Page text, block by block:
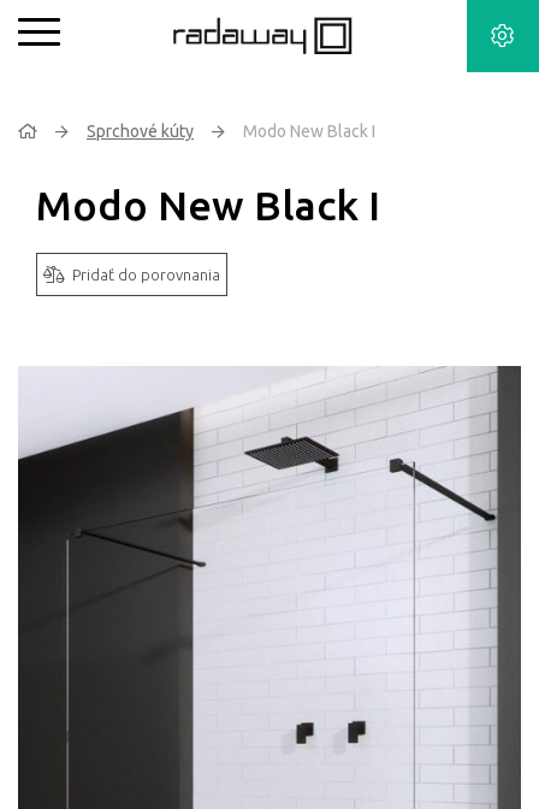
Sprchové kúty Modo New Black I
Modo New Black I
Pridať do porovnania